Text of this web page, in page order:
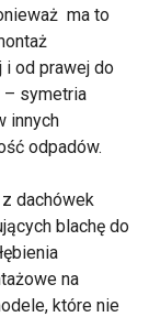
ma to
i od prawej do
– symetria
innych
odpadów.
dachówek
blachę do
na
które nie